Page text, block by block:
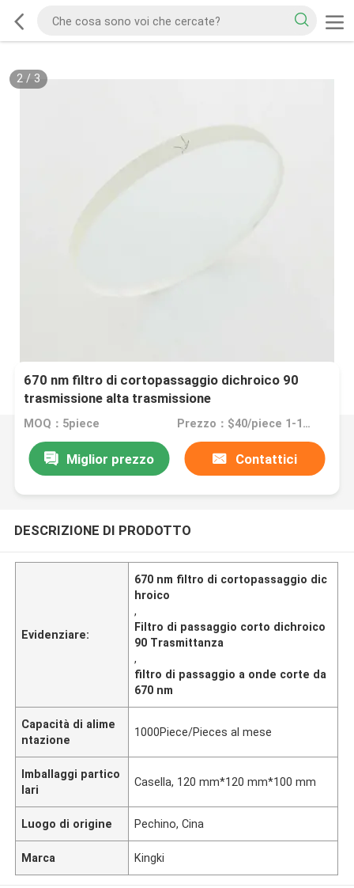
2/ 3
670 nm filtro di cortopassaggio dichroico 90
trasmissione alta trasmissione
MOQ：5piece Prezzo：$40/piece 1-10pieces; $35/piece 11-50pieces; $25/piece >=51pieces
Miglior prezzo Contattici
DESCRIZIONE DI PRODOTTO
Evidenziare:
670 nm filtro di cortopassaggio dic
hroico
,
Filtro di passaggio corto dichroico
90 Trasmittanza
,
filtro di passaggio a onde corte da
670 nm
Capacità di alime
ntazione
1000Piece/Pieces al mese
Imballaggi partico
lari
Casella, 120 mm*120 mm*100 mm
Luogo di origine Pechino, Cina
Marca Kingki